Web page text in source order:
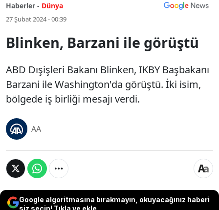
Haberler - Dünya
27 Şubat 2024 - 00:39
Blinken, Barzani ile görüştü
ABD Dışişleri Bakanı Blinken, IKBY Başbakanı
Barzani ile Washington'da görüştü. İki isim,
bölgede iş birliği mesajı verdi.
AA
Google algoritmasına bırakmayın, okuyacağınız haberi
siz seçin! Tıkla ve ekle